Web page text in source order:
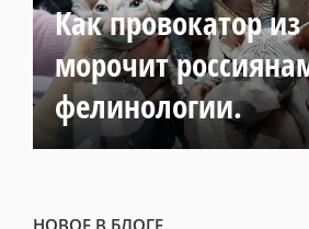
Как провокатор
морочит
фелинологии.